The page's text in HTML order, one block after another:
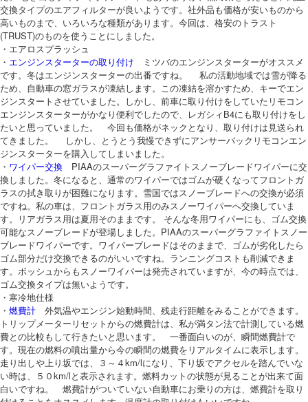
交換タイプのエアフィルターが良いようです。社外品も価格が安いものから
高いものまで、いろいろな種類があります。今回は、格安のトラスト
(TRUST)のものを使うことにしました。
・エアロスプラッシュ
・ エンジンスターターの取り付け ミツバのエンジンスターターがオススメ
です。冬はエンジンスターターの出番ですね。 私の活動地域では雪が降る
ため、自動車の窓ガラスが凍結します。この凍結を溶かすため、キーでエン
ジンスタートさせていました。しかし、前車に取り付けをしていたリモコン
エンジンスターターがかなり便利でしたので、レガシィB4にも取り付けをし
たいと思っていました。 今回も価格がネックとなり、取り付けは見送られ
てきました。 しかし、とうとう我慢できずにアンサーバックリモコンエン
ジンスターターを購入してしまいました。
・ ワイパー交換 PIAAのスーパーグラファイトスノーブレードワイパーに交
換しました。冬になると、通常のワイパーではゴムが硬くなってフロントガ
ラスの拭き取りが困難になります。雪国ではスノーブレードへの交換が必須
ですね。私の車は、フロントガラス用のみスノーワイパーへ交換していま
す。リアガラス用は夏用そのままです。 そんな冬用ワイパーにも、ゴム交換
可能なスノーブレードが登場しました。PIAAのスーパーグラファイトスノー
ブレードワイパーです。ワイパーブレードはそのままで、ゴムが劣化したら
ゴム部分だけ交換できるのがいいですね。ランニングコストも削減できま
す。ボッシュからもスノーワイパーは発売されていますが、今の時点では、
ゴム交換タイプは無いようです。
・寒冷地仕様
・ 燃費計 外気温やエンジン始動時間、残走行距離をみることができます。
トリップメーターリセットからの燃費計は、私が満タン法で計測している燃
費との比較もして行きたいと思います。 一番面白いのが、瞬間燃費計で
す。現在の燃料の噴出量から今の瞬間の燃費をリアルタイムに表示します。
走り出しや上り坂では、３～４km/lになり、下り坂でアクセルを踏んでいな
い時は、５０km/lと表示されます。燃料カットの状態が見ることが出来て面
白いですね。 燃費計がついていない自動車にお乗りの方は、燃費計を取り